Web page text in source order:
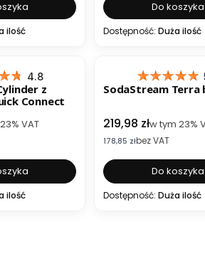
ilość
Do koszyka
Dostępność: Duża ilość
4.8
z
Connect
23% VAT
ilość
SodaStream Terra
Cena brutto
219,98 złw tym 23%
Cena netto
178,85 złbez VAT
Do koszyka
Dostępność: Duża ilość